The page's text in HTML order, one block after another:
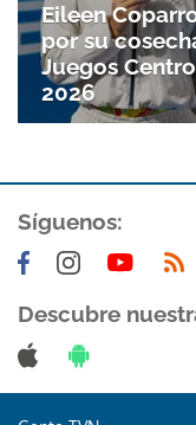
Eileen
por su
Juegos
2026
Síguenos:
Descubre